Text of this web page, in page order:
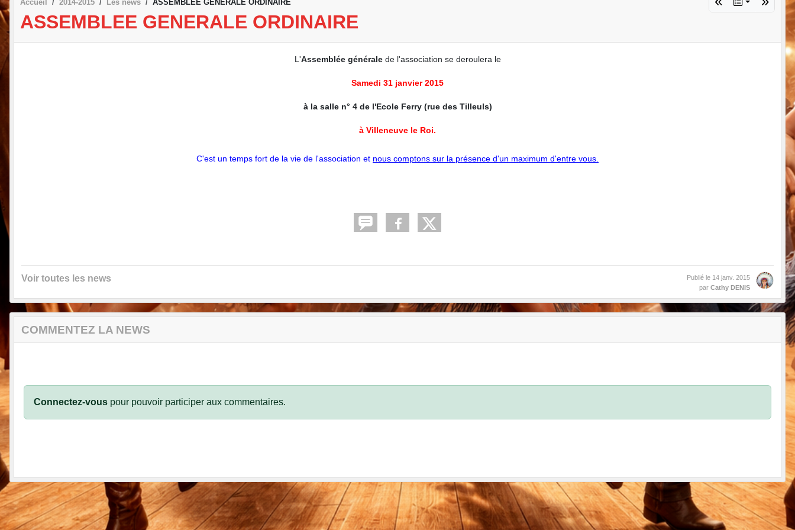
Accueil 2014-2015 Les news ASSEMBLEE GENERALE ORDINAIRE
ASSEMBLEE GENERALE ORDINAIRE
L'Assemblée généralede l'association se deroulera le
Samedi 31 janvier 2015
à la salle n° 4 de l'Ecole Ferry (rue des Tilleuls)
à Villeneuve le Roi.
C'est un temps fort de la vie de l'association et nous comptons sur la présence d'un maximum d'entre vous.
Voir toutes les news Publié le 14 janv. 2015
par Cathy DENIS
COMMENTEZ LA NEWS
Connectez-vous pour pouvoir participer aux commentaires.